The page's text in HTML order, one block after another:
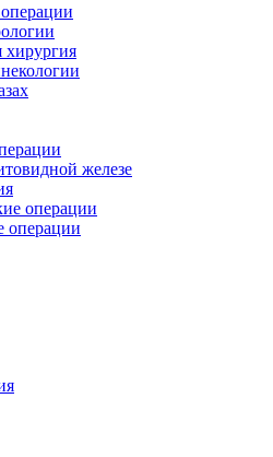
хирургия
железе
операции
операции